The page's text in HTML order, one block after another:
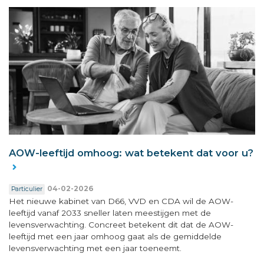
AOW-leeftijd omhoog: wat betekent dat voor u?
Particulier 04-02-2026
Het nieuwe kabinet van D66, VVD en CDA wil de AOW-
leeftijd vanaf 2033 sneller laten meestijgen met de
levensverwachting. Concreet betekent dit dat de AOW-
leeftijd met een jaar omhoog gaat als de gemiddelde
levensverwachting met een jaar toeneemt.